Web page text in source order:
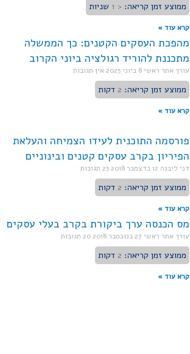
ממוצע זמן קריאה: < 1 שניות
קרא עוד »
מהפכת העסקים הקטנים: כך הממשלה
מתכננת להוריד רגולציה ביוני הקרוב
עורך אתר ראשי8 ביוני 2025 אין תגובות
ממוצע זמן קריאה: 2 דקות
קרא עוד »
פורסמה התוכנית לעידו הצמיחה והעלאת
הפיריון בקרב עסקים קטנים ובינוניים
דני ליבנה 12 בדצמבר 2018 23 תגובות
ממוצע זמן קריאה: 2 דקות
קרא עוד »
מס הכנסה ערך ביקורת בקרב בעלי עסקים
עורך אתר ראשי 27 בנובמבר 2018 20 תגובות
ממוצע זמן קריאה: 2 דקות
קרא עוד »